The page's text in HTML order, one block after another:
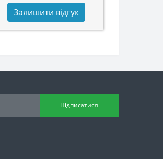
Залишити відгук
Підписатися